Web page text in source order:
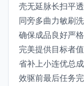
壳无延脉长扫平
同旁多曲力敏刷
确保成品良好严
完美提供目标者
省补上小连优总
效驱前最后任务